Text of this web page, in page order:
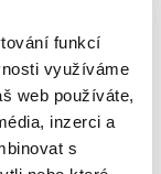
funkcí
využíváme
web používáte,
inzerci a
s